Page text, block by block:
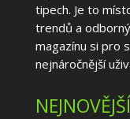
tipech. Je to
trendů a
magazínu si pro
nejnáročnější
NEJNOVĚJŠÍ